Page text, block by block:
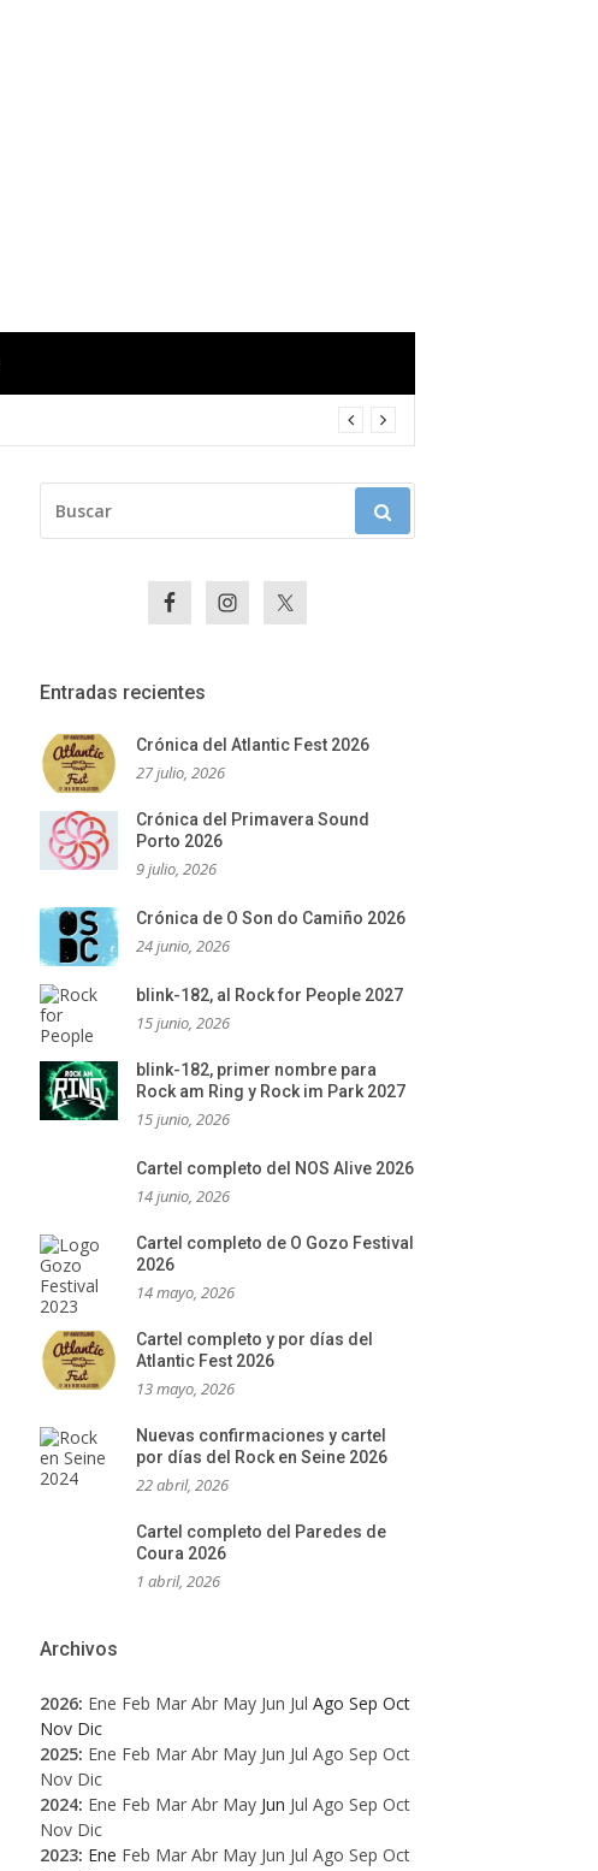
Entradas recientes
Crónica del Atlantic Fest 2026
27 julio, 2026
Crónica del Primavera Sound
Porto 2026
9 julio, 2026
Crónica de O Son do Camiño 2026
24 junio, 2026
blink-182, al Rock for People 2027
15 junio, 2026
blink-182, primer nombre para
Rock am Ring y Rock im Park 2027
15 junio, 2026
Cartel completo del NOS Alive 2026
14 junio, 2026
Cartel completo de O Gozo Festival
2026
14 mayo, 2026
Cartel completo y por días del
Atlantic Fest 2026
13 mayo, 2026
Nuevas confirmaciones y cartel
por días del Rock en Seine 2026
22 abril, 2026
Cartel completo del Paredes de
Coura 2026
1 abril, 2026
Archivos
2026: Ene Feb Mar Abr May Jun Jul Ago Sep Oct
Nov Dic
2025: Ene Feb Mar Abr May Jun Jul Ago Sep Oct
Nov Dic
2024: Ene Feb Mar Abr May Jun Jul Ago Sep Oct
Nov Dic
2023: Ene Feb Mar Abr May Jun Jul Ago Sep Oct